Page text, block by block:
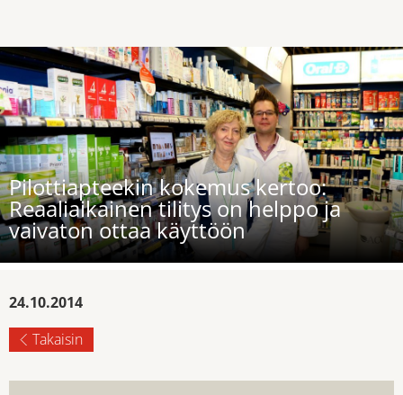
Pilottiapteekin kokemus kertoo:
Reaaliaikainen tilitys on helppo ja
vaivaton ottaa käyttöön
24.10.2014
Takaisin